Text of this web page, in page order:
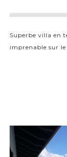
Superbe villa en
imprenable sur le